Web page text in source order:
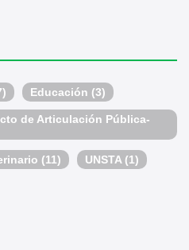
Educación (3)
de Articulación Pública-
(11) UNSTA (1)